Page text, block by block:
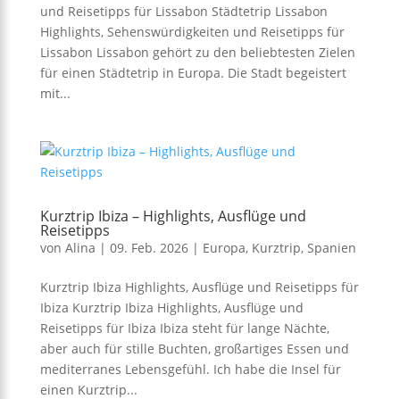
und Reisetipps für Lissabon Städtetrip Lissabon
Highlights, Sehenswürdigkeiten und Reisetipps für
Lissabon Lissabon gehört zu den beliebtesten Zielen
für einen Städtetrip in Europa. Die Stadt begeistert
mit...
Kurztrip Ibiza – Highlights, Ausflüge und
Reisetipps
von Alina | 09. Feb. 2026| Europa, Kurztrip, Spanien
Kurztrip Ibiza Highlights, Ausflüge und Reisetipps für
Ibiza Kurztrip Ibiza Highlights, Ausflüge und
Reisetipps für Ibiza Ibiza steht für lange Nächte,
aber auch für stille Buchten, großartiges Essen und
mediterranes Lebensgefühl. Ich habe die Insel für
einen Kurztrip...